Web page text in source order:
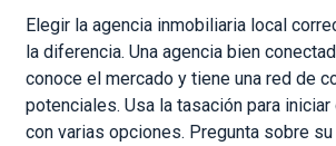
Elegir la agencia inmobiliaria local
la diferencia. Una agencia bien
conoce el mercado y tiene una red de
potenciales. Usa la tasación para
con varias opciones. Pregunta sobre